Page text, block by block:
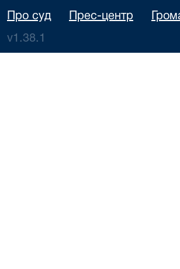
Про суд Прес-центр
v1.38.1